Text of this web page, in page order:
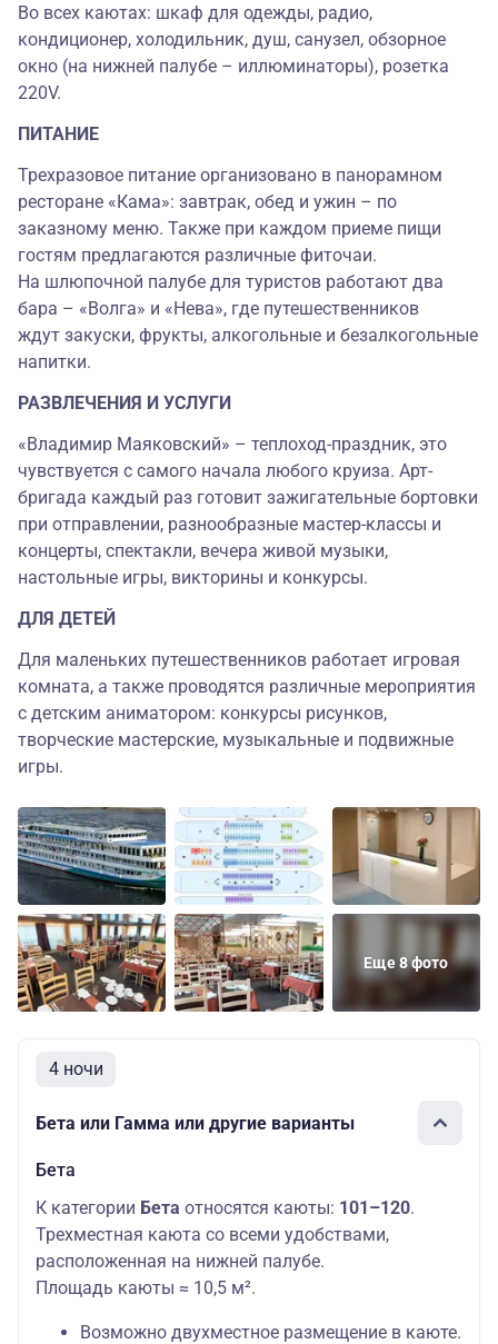
Во всех каютах: шкаф для одежды, радио,
кондиционер, холодильник, душ, санузел, обзорное
окно (на нижней палубе – иллюминаторы), розетка
220V.
ПИТАНИЕ
Трехразовое питание организовано в панорамном
ресторане «Кама»: завтрак, обед и ужин – по
заказному меню. Также при каждом приеме пищи
гостям предлагаются различные фиточаи.
На шлюпочной палубе для туристов работают два
бара – «Волга» и «Нева», где путешественников
ждут закуски, фрукты, алкогольные и безалкогольные
напитки.
РАЗВЛЕЧЕНИЯ И УСЛУГИ
«Владимир Маяковский» – теплоход-праздник, это
чувствуется с самого начала любого круиза. Арт-
бригада каждый раз готовит зажигательные бортовки
при отправлении, разнообразные мастер-классы и
концерты, спектакли, вечера живой музыки,
настольные игры, викторины и конкурсы.
ДЛЯ ДЕТЕЙ
Для маленьких путешественников работает игровая
комната, а также проводятся различные мероприятия
с детским аниматором: конкурсы рисунков,
творческие мастерские, музыкальные и подвижные
игры.
Еще 8 фото
4 ночи
Бета или Гамма или другие варианты
Бета
К категории Бета относятся каюты: 101–120.
Трехместная каюта со всеми удобствами,
расположенная на нижней палубе.
Площадь каюты ≈ 10,5 м².
Возможно двухместное размещение в каюте.